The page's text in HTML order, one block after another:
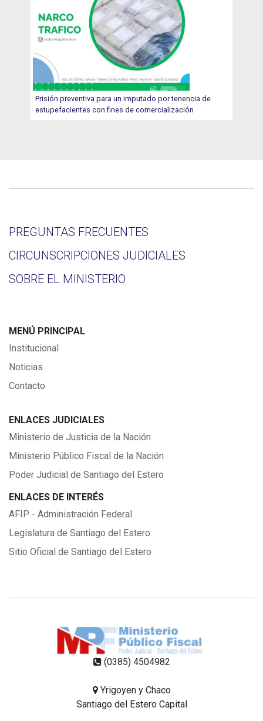
Prisión preventiva para un imputado por tenencia de
estupefacientes con fines de comercialización
PREGUNTAS FRECUENTES
CIRCUNSCRIPCIONES JUDICIALES
SOBRE EL MINISTERIO
MENÚ PRINCIPAL
Institucional
Noticias
Contacto
ENLACES JUDICIALES
Ministerio de Justicia de la Nación
Ministerio Público Fiscal de la Nación
Poder Judicial de Santiago del Estero
ENLACES DE INTERÉS
AFIP - Administración Federal
Legislatura de Santiago del Estero
Sitio Oficial de Santiago del Estero
(0385) 4504982
Yrigoyen y Chaco
Santiago del Estero Capital